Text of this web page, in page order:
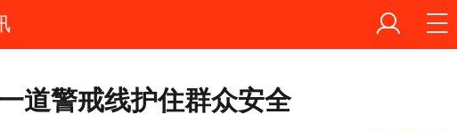
道警戒线护住群众安全